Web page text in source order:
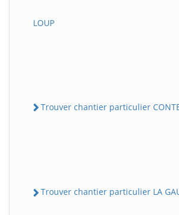
LOUP
Trouver chantier particulier
Trouver chantier particulier LA